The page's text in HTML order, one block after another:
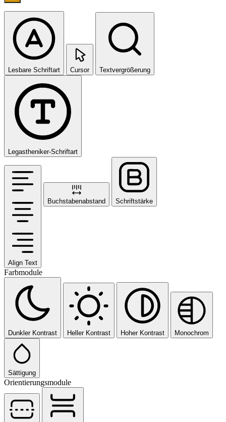
Lesbare Schriftart Cursor Textvergrößerung
Legastheniker-Schriftart
Align Text
Buchstabenabstand Schriftstärke
Farbmodule
Dunkler Kontrast Heller Kontrast Hoher Kontrast Monochrom
Sättigung
Orientierungsmodule